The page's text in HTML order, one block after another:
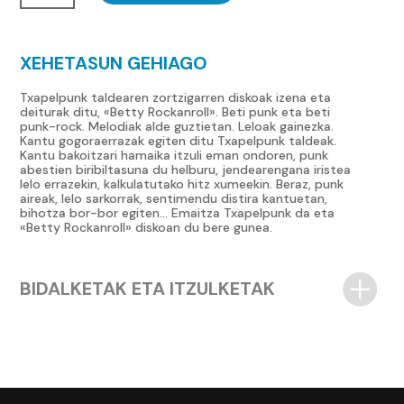
XEHETASUN GEHIAGO
Txapelpunk taldearen zortzigarren diskoak izena eta
deiturak ditu, «Betty Rockanroll». Beti punk eta beti
punk-rock. Melodiak alde guztietan. Leloak gainezka.
Kantu gogoraerrazak egiten ditu Txapelpunk taldeak.
Kantu bakoitzari hamaika itzuli eman ondoren, punk
abestien biribiltasuna du helburu, jendearengana iristea
lelo errazekin, kalkulatutako hitz xumeekin. Beraz, punk
aireak, lelo sarkorrak, sentimendu distira kantuetan,
bihotza bor-bor egiten… Emaitza Txapelpunk da eta
«Betty Rockanroll» diskoan du bere gunea.
BIDALKETAK ETA ITZULKETAK